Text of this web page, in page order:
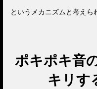
というメカニズムと考えら
ポキポキ音
キリす